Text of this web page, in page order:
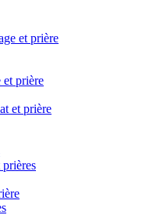
et prière
et prière
et prière